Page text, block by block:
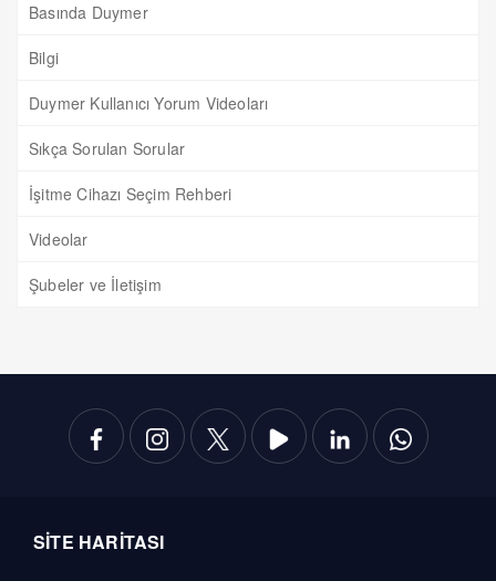
Basında Duymer
Bilgi
Duymer Kullanıcı Yorum Videoları
Sıkça Sorulan Sorular
İşitme Cihazı Seçim Rehberi
Videolar
Şubeler ve İletişim
SİTE HARİTASI